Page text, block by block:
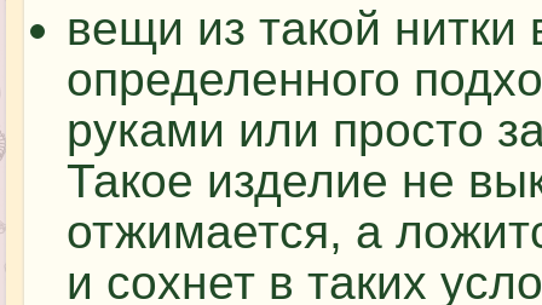
вещи из такой нитки
определенного
руками или просто
Такое изделие не
отжимается, а
и сохнет в таких